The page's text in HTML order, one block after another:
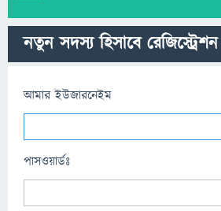
নতুন সদস্য হিসাবে
আমার ইউজারনেইম
পাসওয়ার্ডঃ